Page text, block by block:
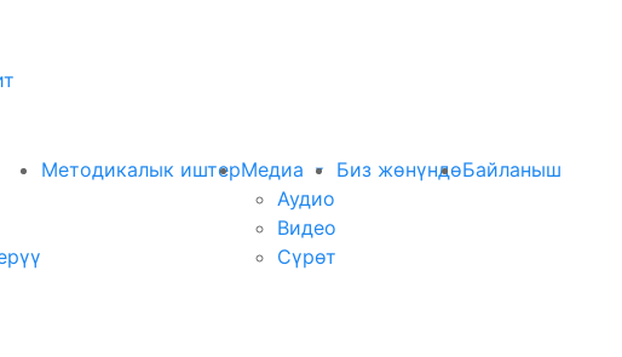
Методикалык иштерМедиа
Аудио
Видео
Сүрөт
Биз жөнүндөБайланыш